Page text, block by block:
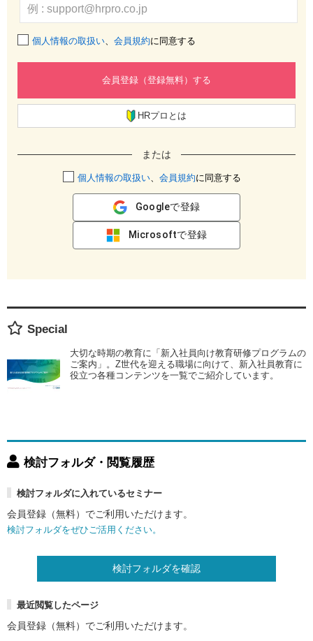
個人情報の取扱い 会員規約に同意する
会員登録（登録無料）する
HRプロとは
または
個人情報の取扱い 会員規約に同意する
Googleで登録
Microsoftで登録
Special
大切な時期の教育に「新入社員向け教育研修プログラムの
ご案内」。Z世代を迎える職場に向けて、新入社員教育に
役立つ各種コンテンツを一覧でご紹介しています。
検討フォルダ・閲覧履歴
検討フォルダに入れているセミナー
会員登録（無料）でご利用いただけます。
検討フォルダをぜひご活用ください。
検討フォルダを確認
最近閲覧したページ
会員登録（無料）でご利用いただけます。